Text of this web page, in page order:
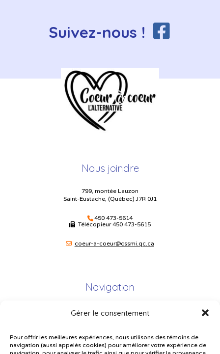
Gérer le consentement
Pour offrir les meilleures expériences, nous utilisons des témoins de
navigation (aussi appelés cookies) pour améliorer votre expérience de
Suivez-nous !
Nous joindre
799, montée Lauzon
Saint-Eustache, (Québec) J7R 0J1
450 473-5614
Télécopieur450 473-5615
coeur-a-coeur@cssmi.qc.ca
Navigation
Plan du site
Plainte – service à l’élève